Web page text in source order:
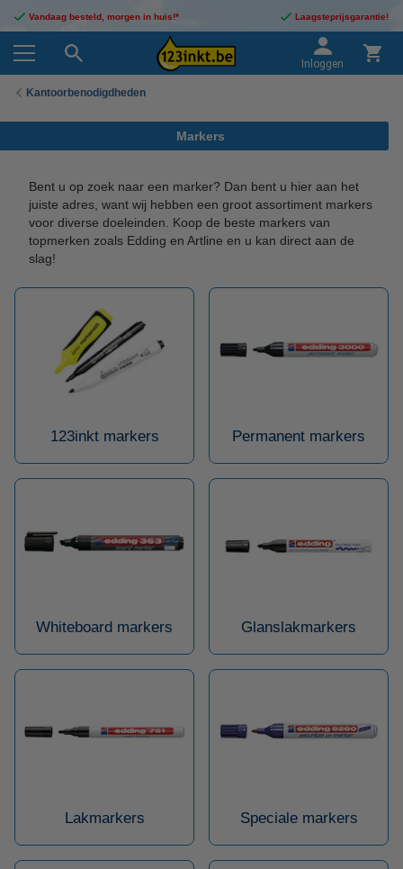
Vandaag besteld, morgen in huis!* Laagsteprijsgarantie!
Inloggen
Kantoorbenodigdheden
Markers
Bent u op zoek naar een marker? Dan bent u hier aan het
juiste adres, want wij hebben een groot assortiment markers
voor diverse doeleinden. Koop de beste markers van
topmerken zoals Edding en Artline en u kan direct aan de
slag!
123inkt markers Permanent markers
Whiteboard markers Glanslakmarkers
Lakmarkers Speciale markers